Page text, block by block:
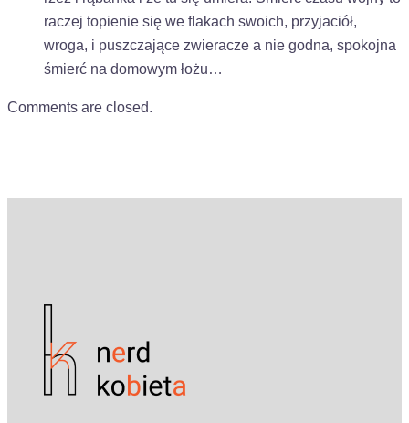
raczej topienie się we flakach swoich, przyjaciół,
wroga, i puszczające zwieracze a nie godna, spokojna
śmierć na domowym łożu…
Comments are closed.